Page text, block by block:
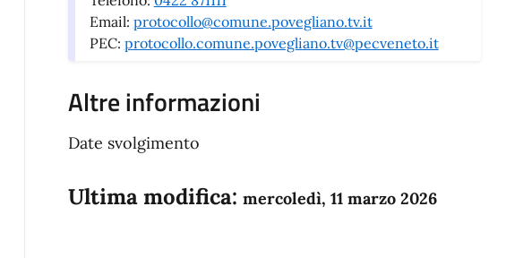
Email: protocollo@comune.povegliano.tv.it
PEC: protocollo.comune.povegliano.tv@pecveneto.it
Altre informazioni
Date svolgimento
Ultima modifica: mercoledì, 11 marzo 2026